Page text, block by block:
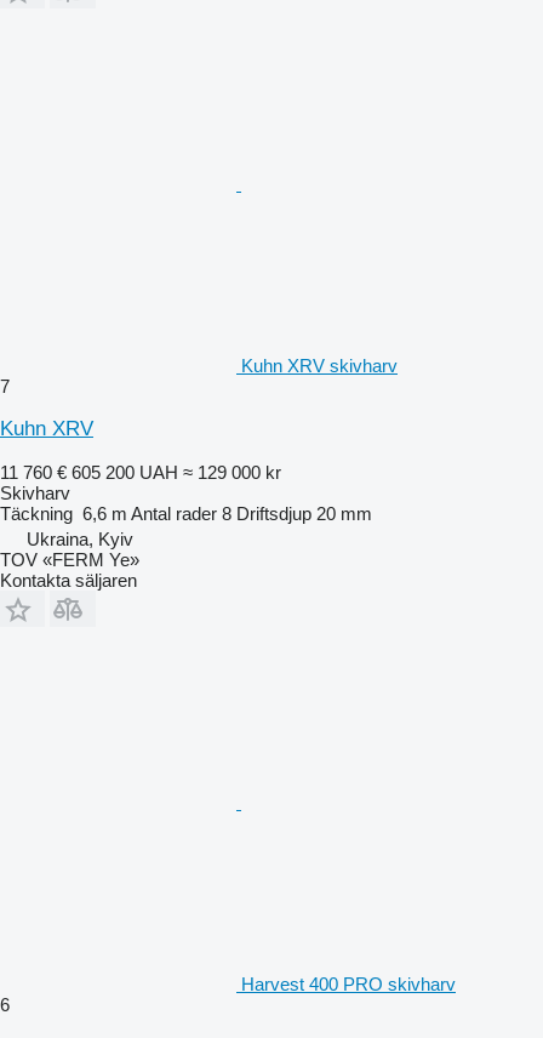
Kuhn XRV skivharv
7
Kuhn XRV
11 760 € 605 200 UAH ≈ 129 000 kr
Skivharv
Täckning 6,6 m Antal rader 8 Driftsdjup 20 mm
Ukraina, Kyiv
TOV «FERM Ye»
Kontakta säljaren
Harvest 400 PRO skivharv
6